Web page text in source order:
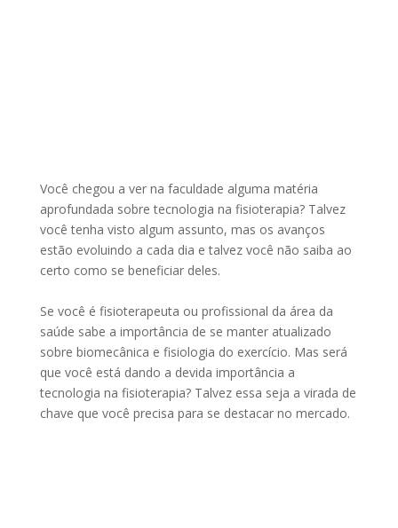
Você chegou a ver na faculdade alguma matéria
aprofundada sobre tecnologia na fisioterapia? Talvez
você tenha visto algum assunto, mas os avanços
estão evoluindo a cada dia e talvez você não saiba ao
certo como se beneficiar deles.
Se você é fisioterapeuta ou profissional da área da
saúde sabe a importância de se manter atualizado
sobre biomecânica e fisiologia do exercício. Mas será
que você está dando a devida importância a
tecnologia na fisioterapia? Talvez essa seja a virada de
chave que você precisa para se destacar no mercado.